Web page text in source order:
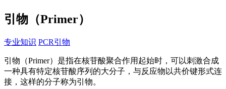
引物（Primer）
专业知识 PCR引物
引物（Primer）是指在核苷酸聚合作用起始时，可以刺激合成
一种具有特定核苷酸序列的大分子，与反应物以共价键形式连
接，这样的分子称为引物。